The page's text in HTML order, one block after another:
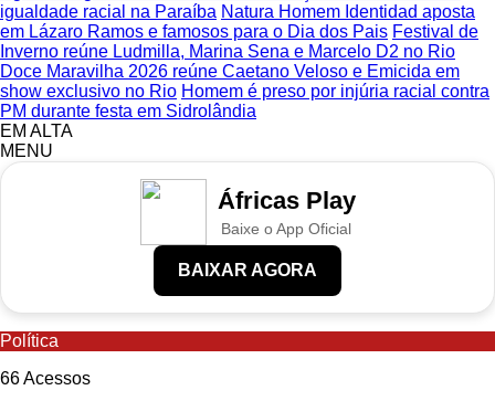
igualdade racial na Paraíba Natura Homem Identidad aposta
em Lázaro Ramos e famosos para o Dia dos Pais Festival de
Inverno reúne Ludmilla, Marina Sena e Marcelo D2 no Rio
Doce Maravilha 2026 reúne Caetano Veloso e Emicida em
show exclusivo no Rio Homem é preso por injúria racial contra
PM durante festa em Sidrolândia
EM ALTA
MENU
Áfricas Play
Baixe o App Oficial
BAIXAR AGORA
Política
66Acessos